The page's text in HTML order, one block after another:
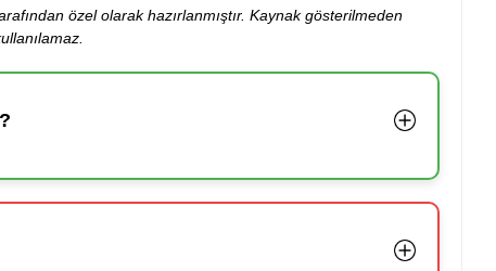
özel olarak hazırlanmıştır. Kaynak gösterilmeden